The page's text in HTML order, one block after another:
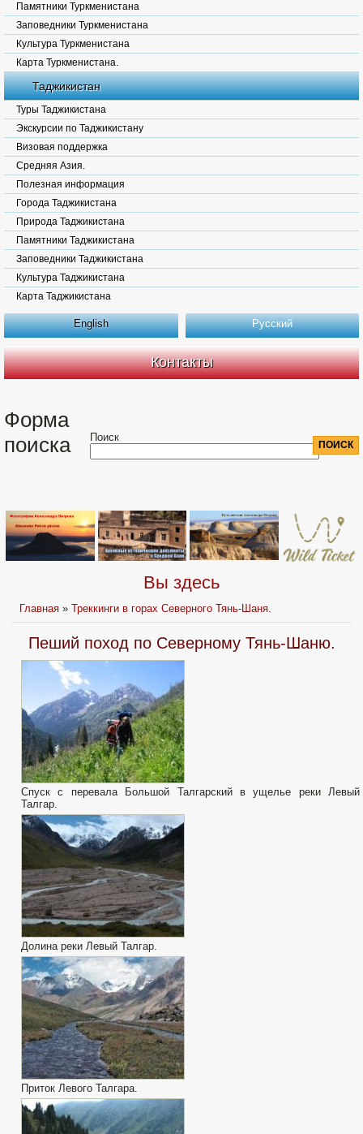
Памятники Туркменистана
Заповедники Туркменистана
Культура Туркменистана
Карта Туркменистана.
Таджикистан
Туры Таджикистана
Экскурсии по Таджикистану
Визовая поддержка
Средняя Азия.
Полезная информация
Города Таджикистана
Природа Таджикистана
Памятники Таджикистана
Заповедники Таджикистана
Культура Таджикистана
Карта Таджикистана
English Русский
Контакты
Форма
поиска
Поиск
Вы здесь
Главная »Треккинги в горах Северного Тянь-Шаня.
Пеший поход по Северному Тянь-Шаню.
Спуск с перевала Большой Талгарский в ущелье реки Левый
Талгар.
Долина реки Левый Талгар.
Приток Левого Талгара.